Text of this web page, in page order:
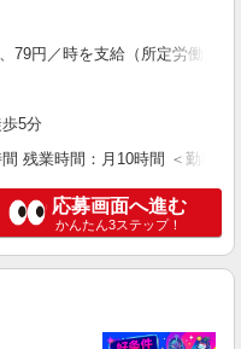
79円／時を支給（所定労働時
5分
業時間：月10時間 ＜勤務＞
応募画面へ進む
かんたん3ステップ！